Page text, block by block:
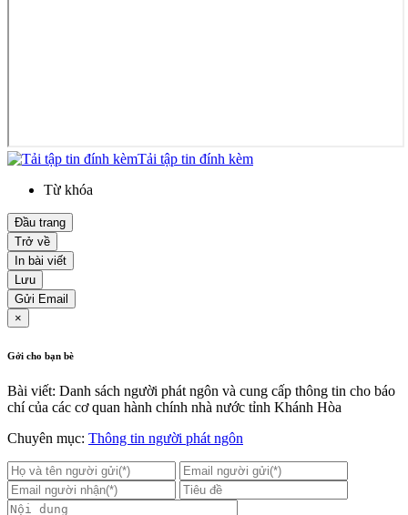
Tải tập tin đính kèm
Từ khóa
Đầu trang
Trở về
In bài viết
Lưu
Gửi Email
×
Gởi cho bạn bè
Bài viết: Danh sách người phát ngôn và cung cấp thông tin cho báo
chí của các cơ quan hành chính nhà nước tỉnh Khánh Hòa
Chuyên mục: Thông tin người phát ngôn